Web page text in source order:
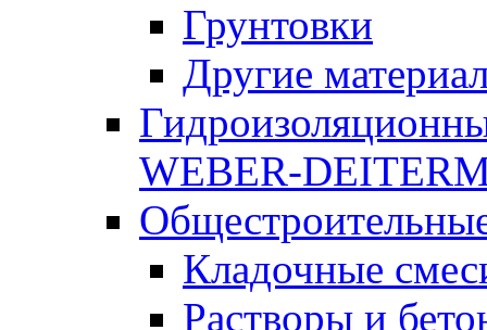
Грунтовки
Другие
WEBER-
Кладочные
Растворы и